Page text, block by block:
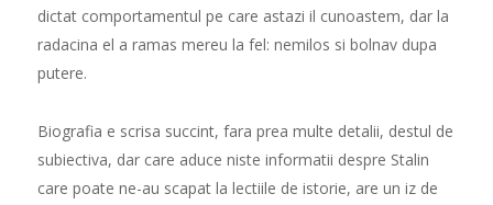
dictat comportamentul pe care astazi il cunoastem, dar la
radacina el a ramas mereu la fel: nemilos si bolnav dupa
putere.
Biografia e scrisa succint, fara prea multe detalii, destul de
subiectiva, dar care aduce niste informatii despre Stalin
care poate ne-au scapat la lectiile de istorie, are un iz de